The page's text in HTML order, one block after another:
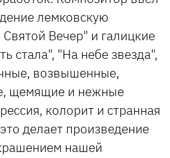
лемковскую
Вечер" и галицкие
стала", "На небе звезда",
возвышенные,
щемящие и нежные
колорит и странная
делает произведение
нашей